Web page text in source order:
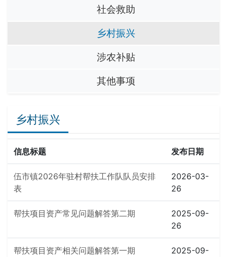
社会救助
乡村振兴
涉农补贴
其他事项
乡村振兴
信息标题 发布日期
伍市镇2026年驻村帮扶工作队队员安排
表
2026-03-
26
帮扶项目资产常见问题解答第二期
2025-09-
26
帮扶项目资产相关问题解答第一期
2025-09-